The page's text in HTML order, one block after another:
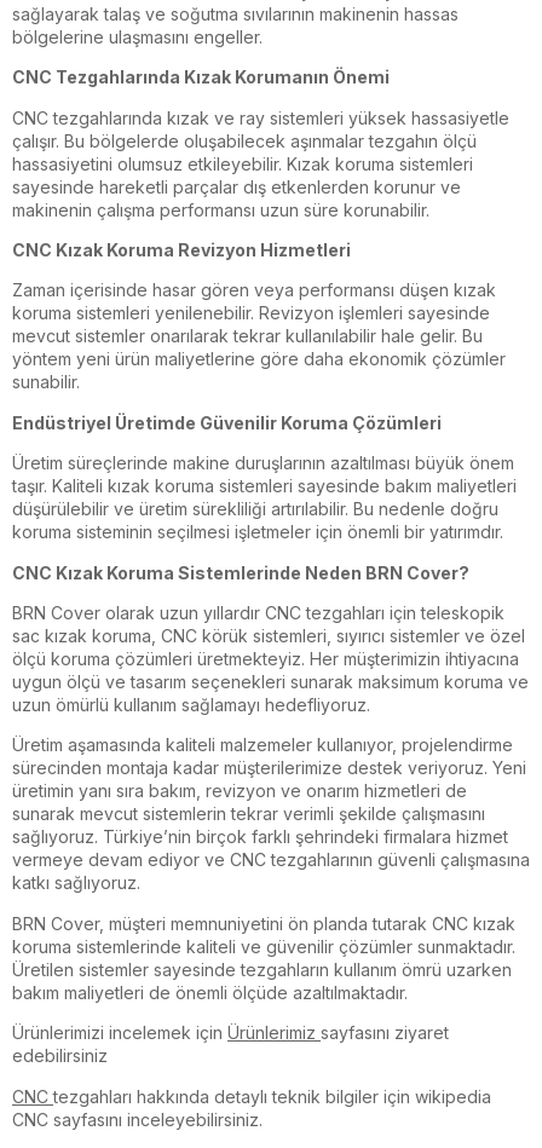
sağlayarak talaş ve soğutma sıvılarının makinenin hassas
bölgelerine ulaşmasını engeller.
CNC Tezgahlarında Kızak Korumanın Önemi
CNC tezgahlarında kızak ve ray sistemleri yüksek hassasiyetle
çalışır. Bu bölgelerde oluşabilecek aşınmalar tezgahın ölçü
hassasiyetini olumsuz etkileyebilir. Kızak koruma sistemleri
sayesinde hareketli parçalar dış etkenlerden korunur ve
makinenin çalışma performansı uzun süre korunabilir.
CNC Kızak Koruma Revizyon Hizmetleri
Zaman içerisinde hasar gören veya performansı düşen kızak
koruma sistemleri yenilenebilir. Revizyon işlemleri sayesinde
mevcut sistemler onarılarak tekrar kullanılabilir hale gelir. Bu
yöntem yeni ürün maliyetlerine göre daha ekonomik çözümler
sunabilir.
Endüstriyel Üretimde Güvenilir Koruma Çözümleri
Üretim süreçlerinde makine duruşlarının azaltılması büyük önem
taşır. Kaliteli kızak koruma sistemleri sayesinde bakım maliyetleri
düşürülebilir ve üretim sürekliliği artırılabilir. Bu nedenle doğru
koruma sisteminin seçilmesi işletmeler için önemli bir yatırımdır.
CNC Kızak Koruma Sistemlerinde Neden BRN Cover?
BRN Cover olarak uzun yıllardır CNC tezgahları için teleskopik
sac kızak koruma, CNC körük sistemleri, sıyırıcı sistemler ve özel
ölçü koruma çözümleri üretmekteyiz. Her müşterimizin ihtiyacına
uygun ölçü ve tasarım seçenekleri sunarak maksimum koruma ve
uzun ömürlü kullanım sağlamayı hedefliyoruz.
Üretim aşamasında kaliteli malzemeler kullanıyor, projelendirme
sürecinden montaja kadar müşterilerimize destek veriyoruz. Yeni
üretimin yanı sıra bakım, revizyon ve onarım hizmetleri de
sunarak mevcut sistemlerin tekrar verimli şekilde çalışmasını
sağlıyoruz. Türkiye’nin birçok farklı şehrindeki firmalara hizmet
vermeye devam ediyor ve CNC tezgahlarının güvenli çalışmasına
katkı sağlıyoruz.
BRN Cover, müşteri memnuniyetini ön planda tutarak CNC kızak
koruma sistemlerinde kaliteli ve güvenilir çözümler sunmaktadır.
Üretilen sistemler sayesinde tezgahların kullanım ömrü uzarken
bakım maliyetleri de önemli ölçüde azaltılmaktadır.
Ürünlerimizi incelemek için Ürünlerimiz sayfasını ziyaret
edebilirsiniz
CNCtezgahları hakkında detaylı teknik bilgiler için wikipedia
CNC sayfasını inceleyebilirsiniz.